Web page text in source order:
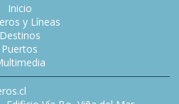
Inicio
y Líneas
Destinos
Puertos